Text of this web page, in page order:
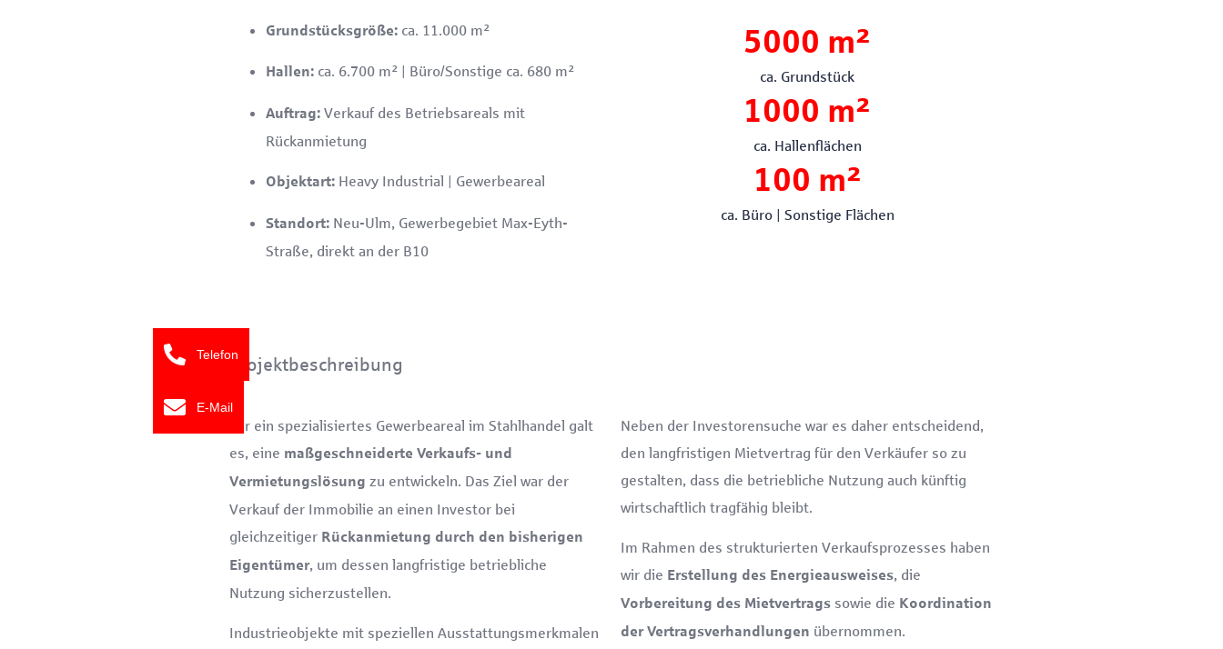
Grundstücksgröße: ca. 11.000 m²
Hallen: ca. 6.700 m² | Büro/Sonstige ca. 680 m²
Auftrag: Verkauf des Betriebsareals mit
Rückanmietung
Objektart: Heavy Industrial | Gewerbeareal
Standort: Neu-Ulm, Gewerbegebiet Max-Eyth-
Straße, direkt an der B10
ca. Grundstück
5000 m²
ca. Hallenflächen
1000 m²
ca. Büro | Sonstige Flächen
100 m²
Projektbeschreibung
Für ein spezialisiertes Gewerbeareal im Stahlhandel galt
es, eine maßgeschneiderte Verkaufs- und
Vermietungslösung zu entwickeln. Das Ziel war der
Verkauf der Immobilie an einen Investor bei
gleichzeitiger Rückanmietung durch den bisherigen
Eigentümer, um dessen langfristige betriebliche
Nutzung sicherzustellen.
Industrieobjekte mit speziellen Ausstattungsmerkmalen
Neben der Investorensuche war es daher entscheidend,
den langfristigen Mietvertrag für den Verkäufer so zu
gestalten, dass die betriebliche Nutzung auch künftig
wirtschaftlich tragfähig bleibt.
Im Rahmen des strukturierten Verkaufsprozesses haben
wir die Erstellung des Energieausweises, die
Vorbereitung des Mietvertrags sowie die Koordination
der Vertragsverhandlungen übernommen.
Telefon
E-Mail